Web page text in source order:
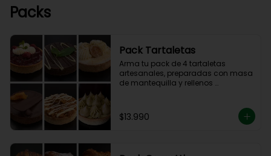
Packs
Pack Tartaletas
Arma tu pack de 4 tartaletas
artesanales, preparadas con masa
de mantequilla y rellenos
opciones disponibles para
completar tu pack.
$13.990